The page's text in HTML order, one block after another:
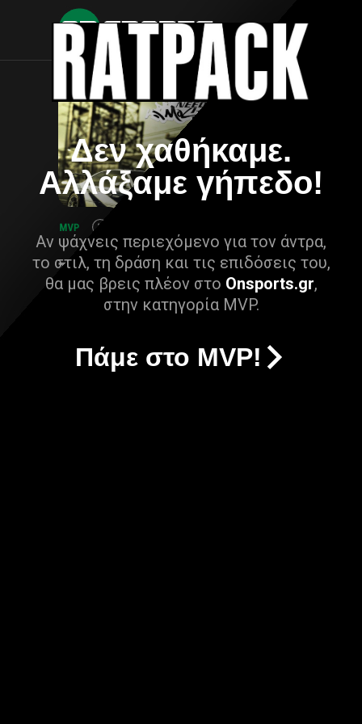
Δεν χαθήκαμε.
Αλλάξαμε γήπεδο!
Αν ψάχνεις περιεχόμενο για τον άντρα,
το στιλ, τη δράση και τις επιδόσεις του,
θα μας βρεις πλέον στο Onsports.gr,
στην κατηγορία MVP.
Πάμε στο MVP!